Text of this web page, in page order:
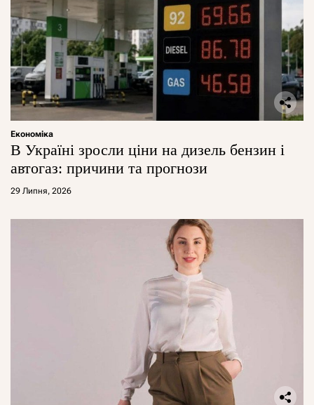
Економіка
В Україні зросли ціни на дизель бензин і
автогаз: причини та прогнози
29 Липня, 2026